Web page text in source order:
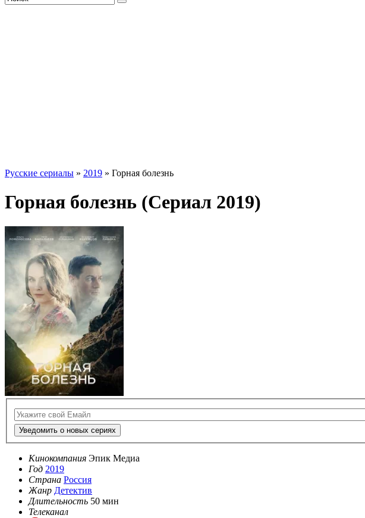
Русские сериалы » 2019 » Горная болезнь
Горная болезнь (Сериал 2019)
Уведомить о новых сериях
Кинокомпания Эпик Медиа
Год 2019
Страна Россия
Жанр Детектив
Длительность 50 мин
Телеканал